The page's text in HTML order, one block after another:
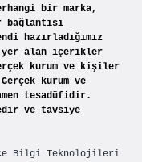
bir marka,
hazırladığımız
yer alan içerikler
kurum ve kişiler
kurum ve
tesadüfidir.
ve tavsiye
Bilgi Teknolojileri